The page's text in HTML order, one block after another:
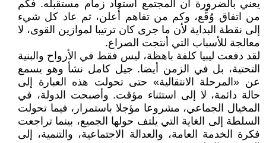
يعني بالضرورة أن المجتمع استعاد زمام مستقبله. فكم
من اتفاق وُقِّع، وكم من تفاهم أُعلن، ثم عاد كل شيء
إلى نقطة البداية لأن ما جرى كان ترتيبا لموازين القوى، لا
معالجة للأسباب التي أنتجت الصراع.
لقد دفعت ليبيا كلفة باهظة، ليس فقط في الأرواح والبنية
التحتية، بل في الزمن أيضا. جيل كامل نشأ وهو يسمع
عن «المرحلة الانتقالية» حتى تحولت هذه العبارة إلى
حالة دائمة، لا إلى استثناء مؤقت. وأصبحت الدولة، في
المخيال الجماعي، مشروعا مؤجلا باستمرار، فيما تحولت
السلطة إلى الغاية التي يلتف حولها الجميع، بينما تراجعت
فكرة الخدمة العامة، والعدالة الاجتماعية، والتنمية، إلى